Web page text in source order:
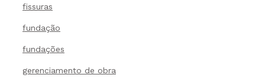
fissuras
fundação
fundações
gerenciamento de obra